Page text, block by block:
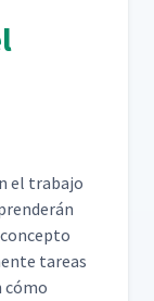
el tra­ba­jo
tar­eas
cómo